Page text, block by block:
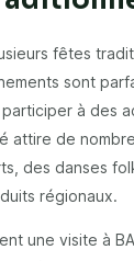
fêtes
sont
à des
attire de
des danses
régionaux.
une visite à